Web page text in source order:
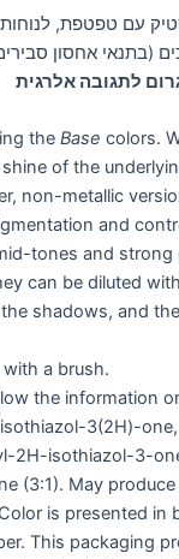
עם טפטפת,
(בתנאי אחסון
לתגובה אלרגית
the Base colors.
of the
non-metallic
and
tones and strong
can be diluted
shadows, and
a brush.
the information
3(2H)-
2H-isothiazol-3-
(3:1). May produce
is presented in
This packaging